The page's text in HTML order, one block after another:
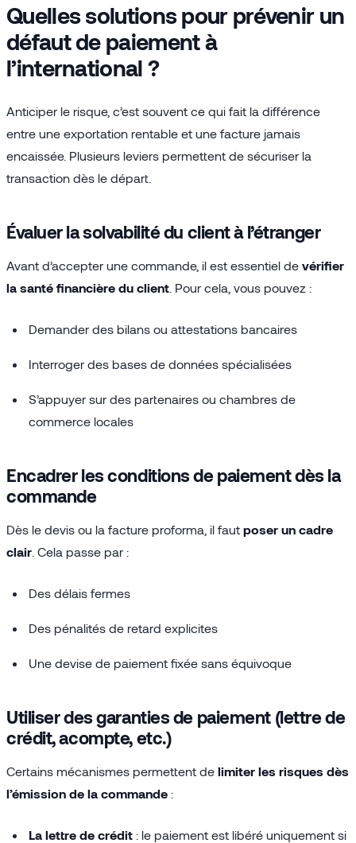
Quelles solutions pour prévenir un
défaut de paiement à
l’international ?
Anticiper le risque, c’est souvent ce qui fait la différence
entre une exportation rentable et une facture jamais
encaissée. Plusieurs leviers permettent de sécuriser la
transaction dès le départ.
Évaluer la solvabilité du client à l’étranger
Avant d’accepter une commande, il est essentiel de vérifier
la santé financière du client . Pour cela, vous pouvez :
Demander des bilans ou attestations bancaires
Interroger des bases de données spécialisées
S’appuyer sur des partenaires ou chambres de
commerce locales
Encadrer les conditions de paiement dès la
commande
Dès le devis ou la facture proforma, il faut poser un cadre
clair . Cela passe par :
Des délais fermes
Des pénalités de retard explicites
Une devise de paiement fixée sans équivoque
Utiliser des garanties de paiement (lettre de
crédit, acompte, etc.)
Certains mécanismes permettent de limiter les risques dès
l’émission de la commande :
La lettre de crédit : le paiement est libéré uniquement si